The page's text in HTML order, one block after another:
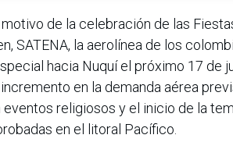
de la celebración de las
SATENA, la aerolínea de los
hacia Nuquí el próximo 17 de
en la demanda aérea
religiosos y el inicio de la
en el litoral Pacífico.